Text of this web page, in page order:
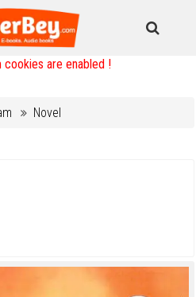
cookies are enabled !
Novel